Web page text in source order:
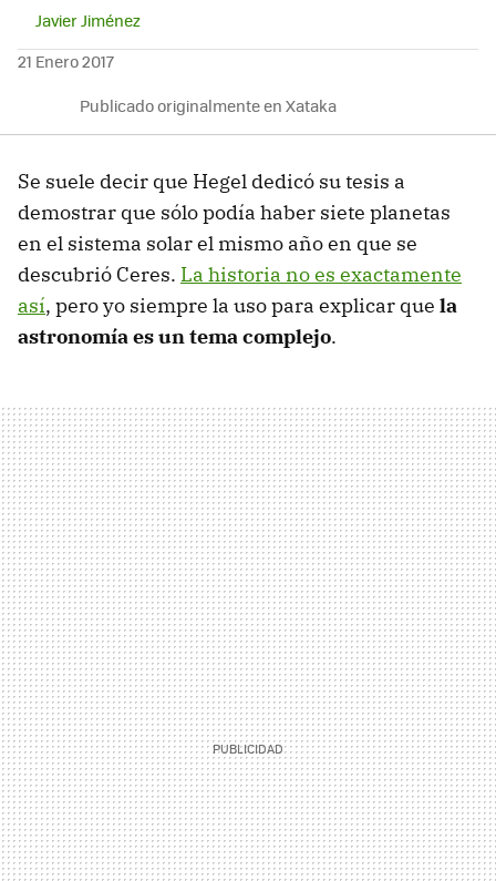
Javier Jiménez
21 Enero 2017
Publicado originalmente en Xataka
Se suele decir que Hegel dedicó su tesis a
demostrar que sólo podía haber siete planetas
en el sistema solar el mismo año en que se
descubrió Ceres. La historia no es exactamente
así, pero yo siempre la uso para explicar que la
astronomía es un tema complejo.